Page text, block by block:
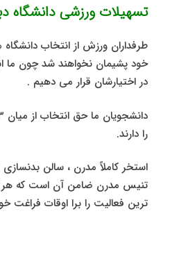
تسهیلات ورزشی دانشگاه
طرفداران ورزش از انتخاب
خود پشیمان نخواهند شد چون ما
در اختیارشان قرار می دهیم .
را دارند.
استخر کاملاً مدرن ، سالن
تنیس مدرن ضامن آن است که
ترین فعالیت را برا اوقات فراغت